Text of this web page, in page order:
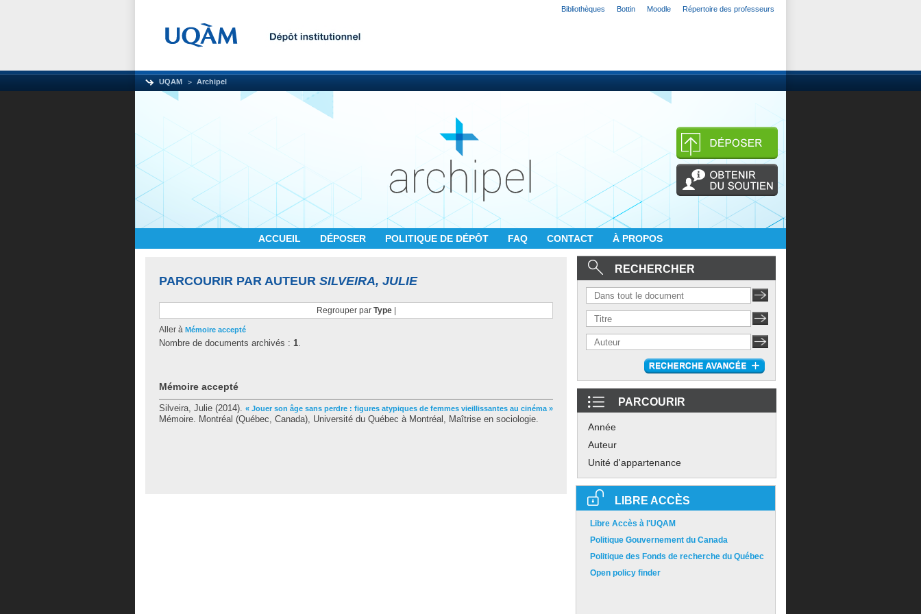
Bibliothèques Bottin Moodle Répertoire des professeurs
UQAM Archipel
ACCUEIL DÉPOSER POLITIQUE DE DÉPÔT FAQ CONTACT À PROPOS
PARCOURIR PAR AUTEUR SILVEIRA, JULIE
Regrouper par Type|
Aller à Mémoire accepté
Nombre de documents archivés : 1.
Mémoire accepté
Silveira, Julie (2014). « Jouer son âge sans perdre : figures atypiques de femmes vieillissantes au cinéma »
Mémoire. Montréal (Québec, Canada), Université du Québec à Montréal, Maîtrise en sociologie.
RECHERCHER
PARCOURIR
Année
Auteur
Unité d'appartenance
LIBRE ACCÈS
Libre Accès à l'UQAM
Politique Gouvernement du Canada
Politique des Fonds de recherche du Québec
Open policy finder